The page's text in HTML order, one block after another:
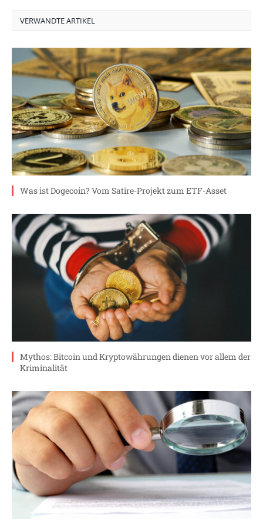
VERWANDTE ARTIKEL
Was ist Dogecoin? Vom Satire-Projekt zum ETF-Asset
Mythos: Bitcoin und Kryptowährungen dienen vor allem der
Kriminalität